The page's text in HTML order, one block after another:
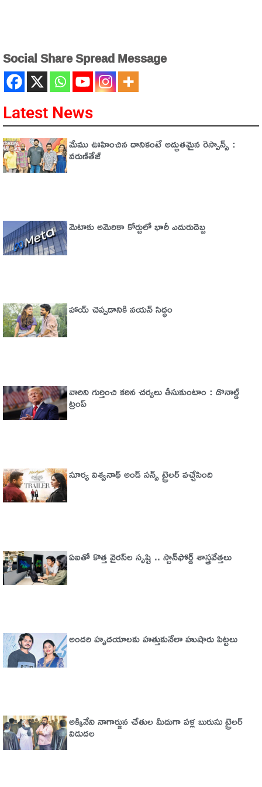
Social Share Spread Message
Latest News
మేము ఊహించిన దానికంటే అద్భుతమైన రెస్పాన్స్ :
వరుణ్‌తేజ్‌
మెటాకు అమెరికా కోర్టులో భారీ ఎదురుదెబ్బ
హాయ్ చెప్పడానికి నయన్ సిద్ధం
వారిని గుర్తించి కఠిన చర్యలు తీసుకుంటాం : డొనాల్డ్
ట్రంప్
సూర్య విశ్వనాథ్ అండ్ సన్స్ ట్రైలర్ వచ్చేసింది
ఏఐతో కొత్త వైరస్‌ల సృష్టి .. స్టాన్‌ఫోర్డ్‌ శాస్త్రవేత్తలు
అందరి హృదయాలకు హత్తుకునేలా హుషారు పిట్టలు
అక్కినేని నాగార్జున చేతుల మీదుగా పళ్ల బురుసు ట్రైలర్‌
విడుదల